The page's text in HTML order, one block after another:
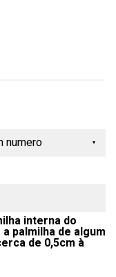
interna do
palmilha de algum
de 0,5cm à
numero